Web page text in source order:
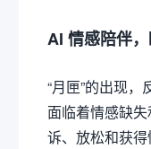
AI 情感陪伴
“月匣”的出现
面临着情感缺
诉、放松和获得